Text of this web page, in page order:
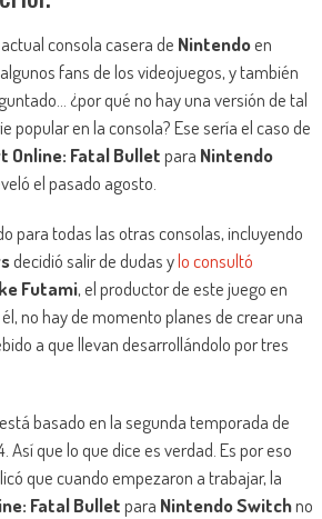
consola casera de Nintendoen
fans de los videojuegos, y también
¿por qué no hay una versión de tal
popular en la consola? Ese sería el caso de
Online: Fatal Bulletpara Nintendo
el pasado agosto.
para todas las otras consolas, incluyendo
decidió salir de dudas ylo consultó
Futami, el productor de este juego en
no hay de momento planes de crear una
a que llevan desarrollándolo por tres
basado en la segunda temporada de
Así que lo que dice es verdad. Es por eso
que cuando empezaron a trabajar, la
Fatal Bulletpara Nintendo Switchno